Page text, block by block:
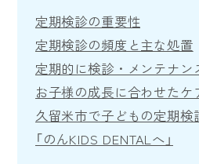
定期検診の重要性
定期検診の頻度と主な処置
定期的に検診・メンテナン
お子様の成長に合わせた
久留米市で子どもの定期検
「のんKIDS DENTALへ」